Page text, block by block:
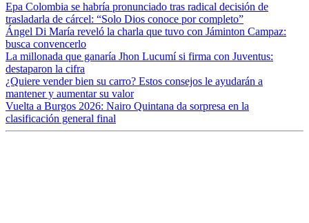
Epa Colombia se habría pronunciado tras radical decisión de
trasladarla de cárcel: “Solo Dios conoce por completo”
Ángel Di María reveló la charla que tuvo con Jáminton Campaz:
busca convencerlo
La millonada que ganaría Jhon Lucumí si firma con Juventus:
destaparon la cifra
¿Quiere vender bien su carro? Estos consejos le ayudarán a
mantener y aumentar su valor
Vuelta a Burgos 2026: Nairo Quintana da sorpresa en la
clasificación general final